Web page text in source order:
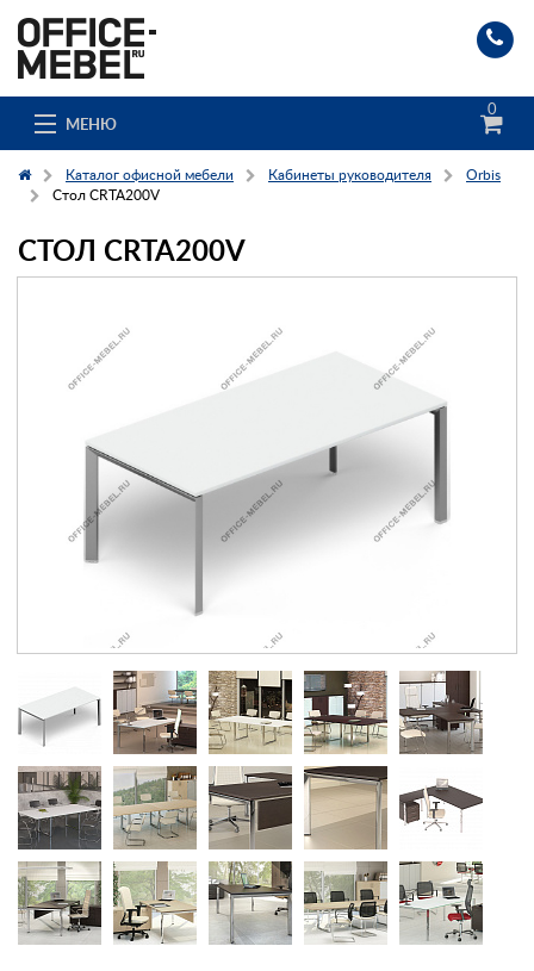
МЕНЮ
0
Каталог
Доставка и сборка
Клиенты
Заказ каталога
Контакты
Заказать обратный звонок
Каталог офисной мебели Кабинеты руководителя
Orbis
Стол CRTA200V
СТОЛ CRTA200V